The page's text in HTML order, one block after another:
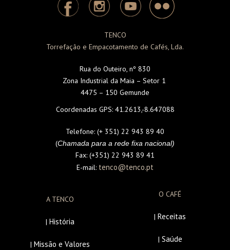
TENCO
Torrefação e Empacotamento de Cafés, Lda.
Rua do Outeiro, nº 830
Zona Industrial da Maia – Setor 1
4475 – 150 Gemunde
Coordenadas GPS:41.2613,-8.647088
Telefone: (+ 351) 22 943 89 40
(Chamada para a rede fixa nacional)
Fax: (+351) 22 943 89 41
E-mail: tenco@tenco.pt
A TENCO
| História
| Missão e Valores
O CAFÉ
| Receitas
| Saúde